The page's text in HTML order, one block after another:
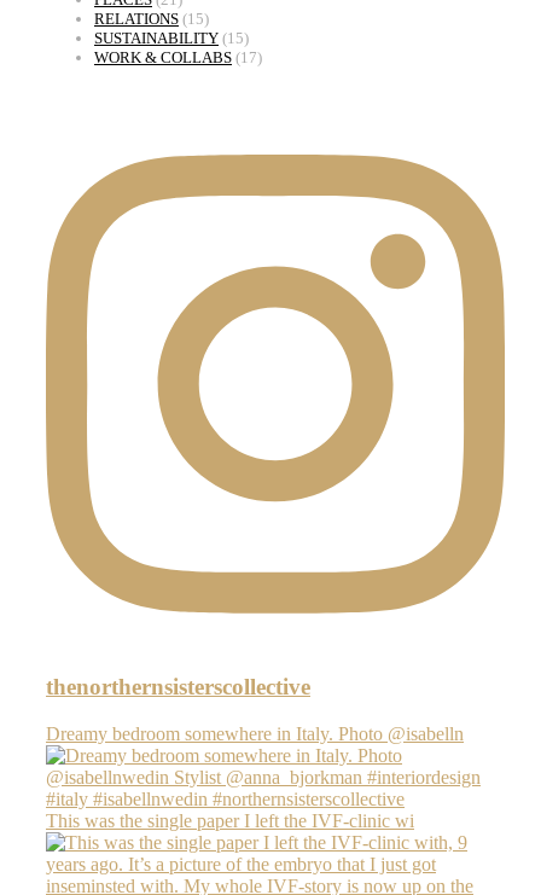
RELATIONS (15)
SUSTAINABILITY (15)
WORK & COLLABS (17)
thenorthernsisterscollective
Dreamy bedroom somewhere in Italy. Photo @isabelln
This was the single paper I left the IVF-clinic wi